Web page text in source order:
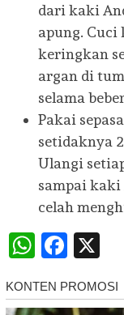
dari kaki
apung. Cuci
keringkan
argan di
selama
Pakai
setidaknya
Ulangi
sampai kaki
celah